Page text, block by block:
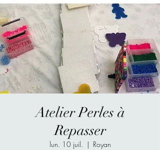
Atelier Perles à
Repasser
lun. 10 juil.
  |
Royan